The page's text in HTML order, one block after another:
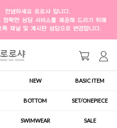
NEW BASIC ITEM
BOTTOM SET/ONEPIECE
SWIMWEAR SALE